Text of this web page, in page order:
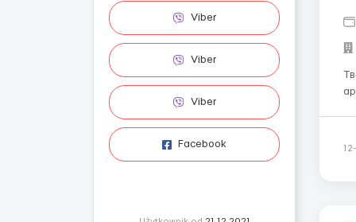
Viber
Viber
Viber
Facebook
арматуры